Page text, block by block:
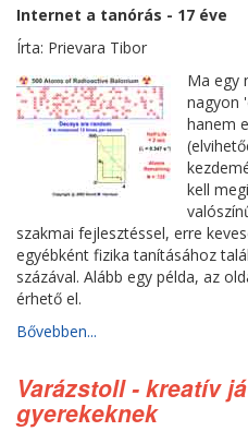
Internet a tanórás - 17 éve
Írta: Prievara Tibor
Ma egy
nagyon
hanem
kell
szakmai fejlesztéssel, erre
egyébként fizika tanításához
százával. Alább egy példa, az
érhető el.
Bővebben...
Varázstoll - kreatív
gyerekeknek